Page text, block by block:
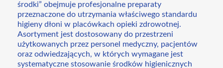
środki” obejmuje profesjonalne preparaty
przeznaczone do utrzymania właściwego standardu
higieny dłoni w placówkach opieki zdrowotnej.
Asortyment jest dostosowany do przestrzeni
użytkowanych przez personel medyczny, pacjentów
oraz odwiedzających, w których wymagane jest
systematyczne stosowanie środków higienicznych